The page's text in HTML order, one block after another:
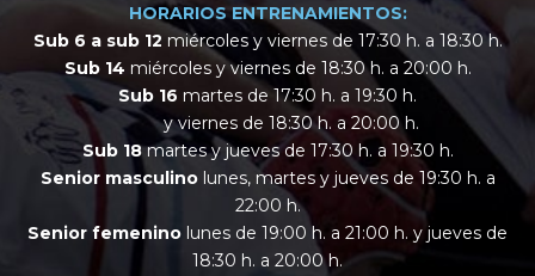
HORARIOS ENTRENAMIENTOS:
Sub 6 a sub 12 miércoles y viernes de 17:30 h. a 18:30 h.
Sub 14 miércoles y viernes de 18:30 h. a 20:00 h.
Sub 16 martes de 17:30 h. a 19:30 h.
y viernes de 18:30 h. a 20:00 h.
Sub 18martes y jueves de 17:30 h. a 19:30 h.
Senior masculino lunes, martes y jueves de 19:30 h. a
22:00 h.
Senior femenino lunes de 19:00 h. a 21:00 h. y jueves de
18:30 h. a 20:00 h.